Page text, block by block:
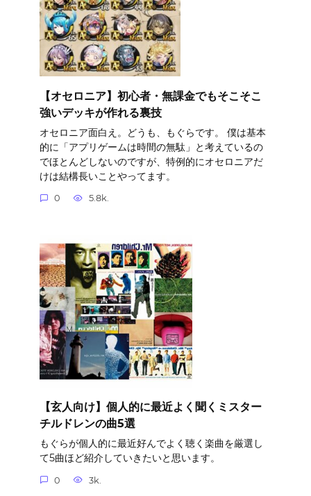
【オセロニア】初心者・無課金でもそこそこ
強いデッキが作れる裏技
オセロニア面白え。どうも、もぐらです。 僕は基本
的に「アプリゲームは時間の無駄」と考えているの
でほとんどしないのですが、特例的にオセロニアだ
けは結構長いことやってます。
0 5.8k.
【玄人向け】個人的に最近よく聞くミスター
チルドレンの曲5選
もぐらが個人的に最近好んでよく聴く楽曲を厳選し
て5曲ほど紹介していきたいと思います。
0 3k.